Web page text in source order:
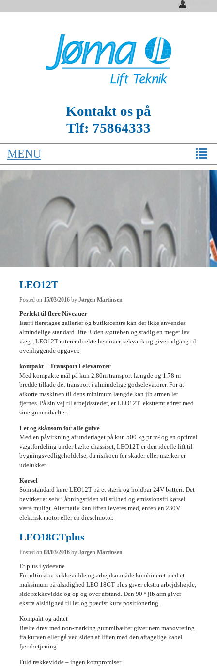
Kontakt os på
Tlf: 75864333
MENU
LEO12T
Posted on 15/03/2016 by Jørgen Martinsen
Perfekt til flere Niveauer
Især i fleretages gallerier og butikscentre kan der ikke anvendes
almindelige standard lifte. Uden støtteben og stadig en meget lav
vægt, LEO12T roterer direkte hen over rækværk og giver adgang til
ovenliggende opgaver.
kompakt – Transport i elevatorer
Med kompakte mål på kun 2,80m transport længde og 1,78 m
bredde tillade det transport i almindelige godselevatorer. For at
afkorte maskinen til dens minimum længde kan jib armen let
fjernes. På sin vej til arbejdsstedet, er LEO12T ekstremt adræt med
sine gummibælter.
Let og skånsom for alle gulve
Med en påvirkning af underlaget på kun 500 kg pr m² og en optimal
vægtfordeling under bælte chassiset, LEO12T er den ideelle lift til
bygningsvedligeholdelse, da risikoen for skader eller mærker er
udelukket.
Kørsel
Som standard køre LEO12T på et stærk og holdbar 24V batteri. Det
bevirker at selv i åbningstiden vil stilhed og emissionsfri kørsel
være muligt. Alternativ kan liften leveres med, enten en 230V
elektrisk motor eller en dieselmotor.
LEO18GTplus
Posted on 08/03/2016 by Jørgen Martinsen
Et plus i ydeevne
For ultimativ rækkevidde og arbejdsområde kombineret med et
maksimum på alsidighed LEO 18GT plus giver ekstra arbejdshøjde,
side rækkevidde og op og over afstand. Den 90 ° jib arm giver
ekstra alsidighed til let og præcist kurv positionering.
Kompakt og adræt
Bælte drev med non-marking gummibælter giver nem manøvrering
fra kurven eller gå ved siden af liften med den aftagelige kabel
fjernbetjening.
Fuld rækkevidde – ingen kompromiser